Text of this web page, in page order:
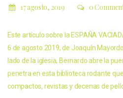
17 agosto, 2019 0
Este artículo sobre la ESPAÑA
6 de agosto 2019, de Joaquín
lado de la iglesia, Bernardo abre la
penetra en esta biblioteca rodante
compactos, revistas y decenas de